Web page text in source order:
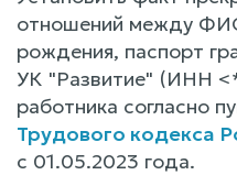
отношений между
рождения, паспорт
УК "Развитие" (ИНН
работника согласно
Трудового кодекса
с 01.05.2023 года.